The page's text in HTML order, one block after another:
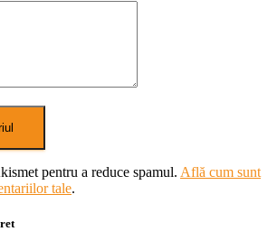
pentru a reduce spamul. Află cum sunt
tale.